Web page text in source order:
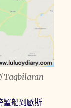
Tagbilaran
蟹船到歐斯